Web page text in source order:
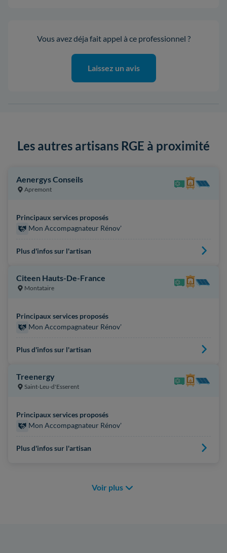
Vous avez déja fait appel à ce professionnel ?
Laissez un avis
Les autres artisans RGE à proximité
Aenergys Conseils
Apremont
Principaux services proposés
Mon Accompagnateur Rénov'
Plus d'infos sur l'artisan
Citeen Hauts-De-France
Montataire
Principaux services proposés
Mon Accompagnateur Rénov'
Plus d'infos sur l'artisan
Treenergy
Saint-Leu-d'Esserent
Principaux services proposés
Mon Accompagnateur Rénov'
Plus d'infos sur l'artisan
Voir plus